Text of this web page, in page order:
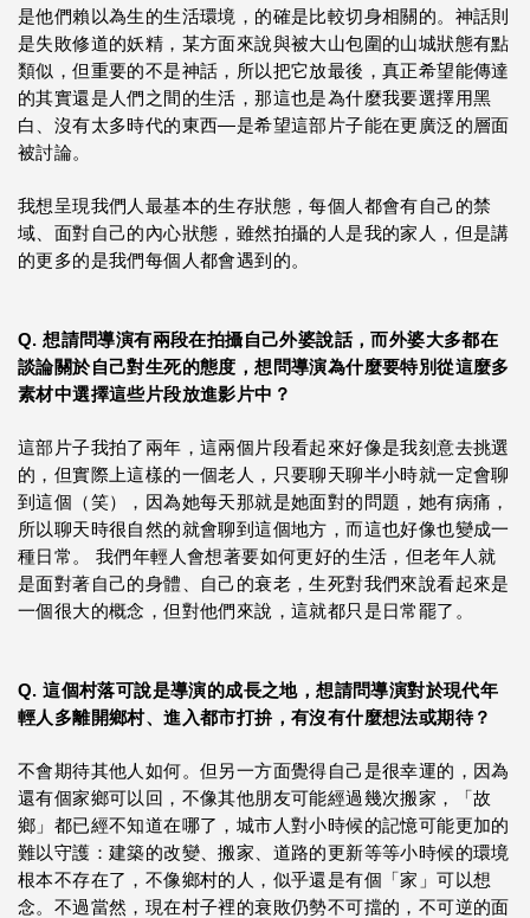
是他們賴以為生的生活環境，的確是比較切身相關的。神話則
是失敗修道的妖精，某方面來說與被大山包圍的山城狀態有點
類似，但重要的不是神話，所以把它放最後，真正希望能傳達
的其實還是人們之間的生活，那這也是為什麼我要選擇用黑
白、沒有太多時代的東西—是希望這部片子能在更廣泛的層面
被討論。
我想呈現我們人最基本的生存狀態，每個人都會有自己的禁
域、面對自己的內心狀態，雖然拍攝的人是我的家人，但是講
的更多的是我們每個人都會遇到的。
Q. 想請問導演有兩段在拍攝自己外婆說話，而外婆大多都在
談論關於自己對生死的態度，想問導演為什麼要特別從這麼多
素材中選擇這些片段放進影片中？
這部片子我拍了兩年，這兩個片段看起來好像是我刻意去挑選
的，但實際上這樣的一個老人，只要聊天聊半小時就一定會聊
到這個（笑），因為她每天那就是她面對的問題，她有病痛，
所以聊天時很自然的就會聊到這個地方，而這也好像也變成一
種日常。 我們年輕人會想著要如何更好的生活，但老年人就
是面對著自己的身體、自己的衰老，生死對我們來說看起來是
一個很大的概念，但對他們來說，這就都只是日常罷了。
Q. 這個村落可說是導演的成長之地，想請問導演對於現代年
輕人多離開鄉村、進入都市打拚，有沒有什麼想法或期待？
不會期待其他人如何。但另一方面覺得自己是很幸運的，因為
還有個家鄉可以回，不像其他朋友可能經過幾次搬家，「故
鄉」都已經不知道在哪了，城市人對小時候的記憶可能更加的
難以守護：建築的改變、搬家、道路的更新等等小時候的環境
根本不存在了，不像鄉村的人，似乎還是有個「家」可以想
念。不過當然，現在村子裡的衰敗仍勢不可擋的，不可逆的面